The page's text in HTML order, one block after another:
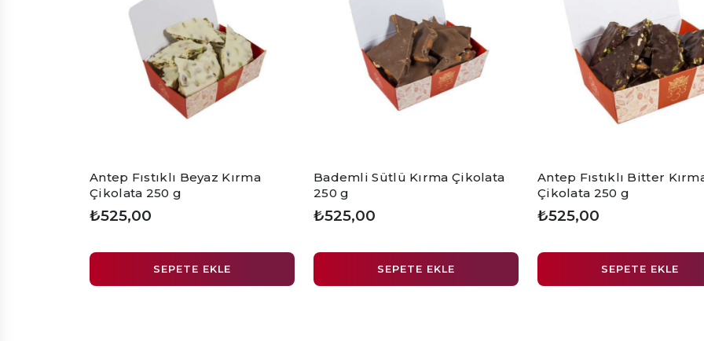
Antep Fıstıklı Beyaz Kırma
Çikolata 250 g
₺525,00
SEPETE EKLE
Bademli Sütlü Kırma Çikolata
250 g
₺525,00
SEPETE EKLE
Antep Fıstıklı Bitter
Çikolata 250 g
₺525,00
SEPETE EKLE